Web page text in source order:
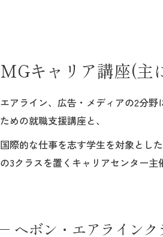
MGキャリア講座(主
エアライン、広告・メディアの2分
ための就職支援講座と、
国際的な仕事を志す学生を対象とし
の3クラスを置くキャリアセンター主
ヘボン・エアラインク